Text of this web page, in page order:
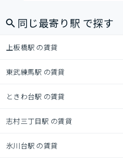
同じ最寄り駅 で探す
上板橋駅 の賃貸
東武練馬駅 の賃貸
ときわ台駅 の賃貸
志村三丁目駅 の賃貸
氷川台駅 の賃貸